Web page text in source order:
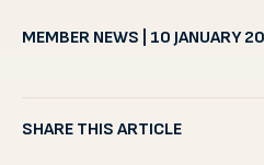
MEMBER NEWS | 10 JANUARY
SHARE THIS ARTICLE